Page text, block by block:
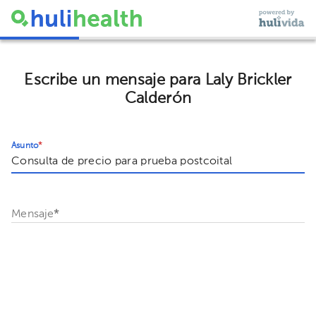
Escribe un mensaje para Laly Brickler
Calderón
Asunto*
Mensaje*